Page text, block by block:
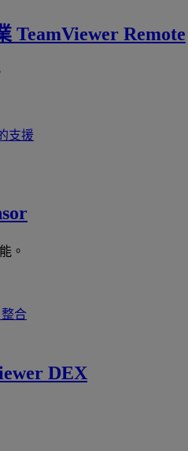
TeamViewer Remote
支援
。
合
DEX